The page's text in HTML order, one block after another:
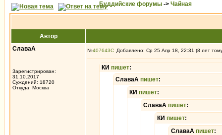
Буддийские форумы -> Чайная
Автор
СлаваА
Зарегистрирован:
31.10.2017
Суждений: 18720
Откуда: Москва
№407643 Добавлено: Ср 25 Апр 18, 22:31 (8 лет
КИ пишет:
СлаваА пишет:
КИ пишет:
СлаваА пишет:
КИ пишет:
СлаваА пишет: